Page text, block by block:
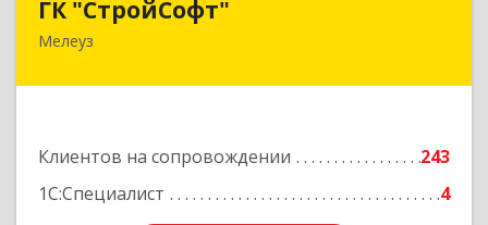
ГК "СтройСофт"
Мелеуз
Клиентов на сопровождении
243
1С:Специалист
4
453852, Башкортостан Респ, Мелеуз г, Ленина